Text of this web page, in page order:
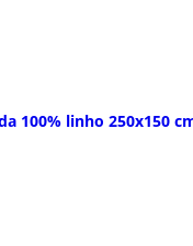
100% linho 250x150